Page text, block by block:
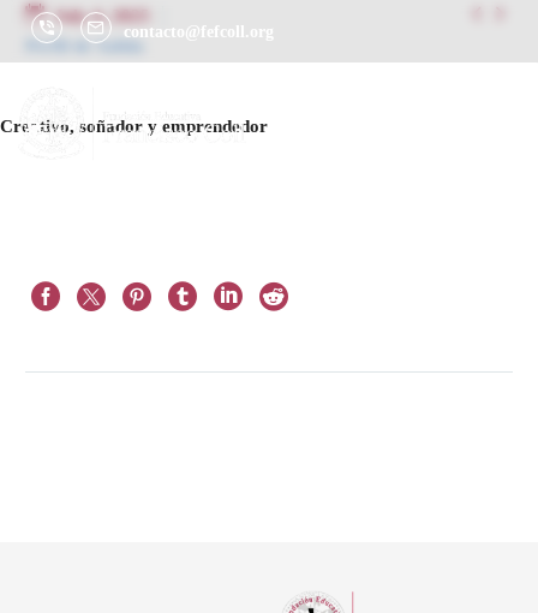
contacto@fefcoll.org
July 4, 2025
Perfil de Salida
Creativo, soñador y emprendedor